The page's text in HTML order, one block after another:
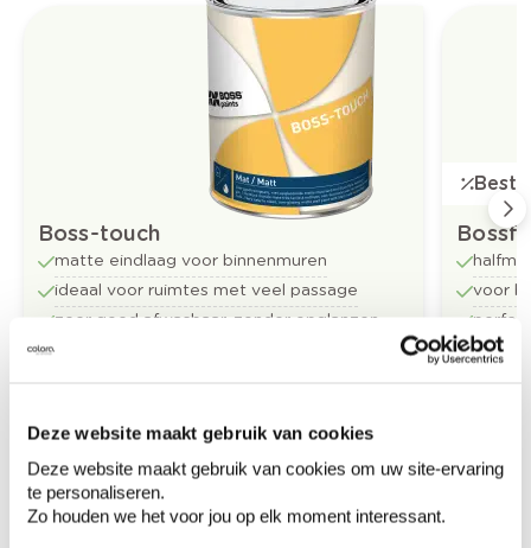
Deze website maakt gebruik van cookies
Deze website maakt gebruik van cookies om uw site-ervaring
te personaliseren.
Zo houden we het voor jou op elk moment interessant.
Boss-touch
matte eindlaag voor binnenmuren
ideaal voor ruimtes met veel passage
zeer goed afwasbaar, zonder opglanzen
Vanaf
voor
Vanaf
Ontdek meer inspiratiebeelden voor: